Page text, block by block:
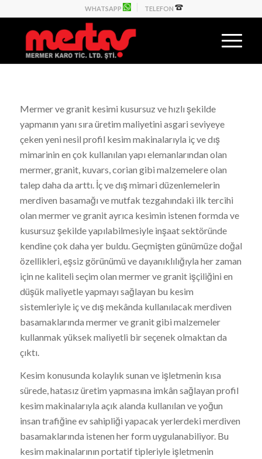
WHATSAPP TELEFON
Mermer ve granit kesimi kusursuz ve hızlı şekilde
yapmanın yanı sıra üretim maliyetini asgari seviyeye
çeken yeni nesil profil kesim makinalarıyla iç ve dış
mimarinin en çok kullanılan yapı elemanlarından olan
mermer, granit, kuvars, corian gibi malzemelere olan
talep daha da arttı. İç ve dış mimari düzenlemelerin
merdiven basamağı ve mutfak tezgahındaki ilk tercihi
olan mermer ve granit ayrıca kesimin istenen formda ve
kusursuz şekilde yapılabilmesiyle inşaat sektöründe
kendine çok daha yer buldu. Geçmişten günümüze doğal
özellikleri, eşsiz görünümü ve dayanıklılığıyla her zaman
için ne kaliteli seçim olan mermer ve granit işçiliğini en
düşük maliyetle yapmayı sağlayan bu kesim
sistemleriyle iç ve dış mekânda kullanılacak merdiven
basamaklarında mermer ve granit gibi malzemeler
kullanmak yüksek maliyetli bir seçenek olmaktan da
çıktı.
Kesim konusunda kolaylık sunan ve işletmenin kısa
sürede, hatasız üretim yapmasına imkân sağlayan profil
kesim makinalarıyla açık alanda kullanılan ve yoğun
insan trafiğine ev sahipliği yapacak yerlerdeki merdiven
basamaklarında istenen her form uygulanabiliyor. Bu
kesim makinalarının portatif tipleriyle işletmenin